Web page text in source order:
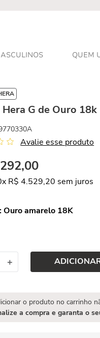
QUEM
G de Ouro 18k
Avalie esse produto
292,00
x R$ 4.529,20 sem juros
Ouro amarelo 18K
＋
o produto no carrinho
a compra e garanta o